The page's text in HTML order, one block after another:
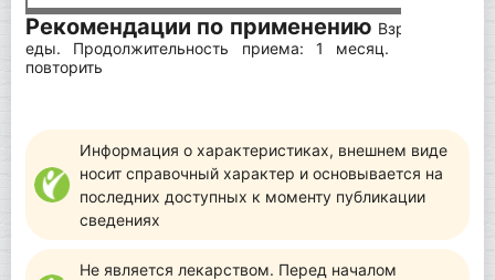
Рекомендации по применению Взрослым по
еды. Продолжительность приема: 1 месяц. При
повторить
Информация о характеристиках, внешнем виде
носит справочный характер и основывается на
последних доступных к моменту публикации
сведениях
Не является лекарством. Перед началом